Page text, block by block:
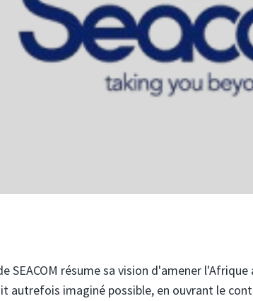
SEACOM résume sa vision d'amener
autrefois imaginé possible, en ouvrant le